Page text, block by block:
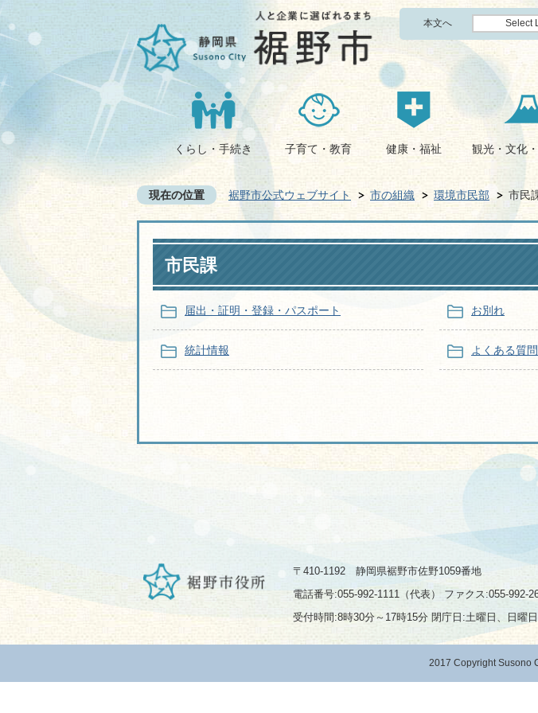
本文へ Select
くらし・手続き 子育て・教育 健康・福祉 観光・文化
現在の位置 裾野市公式ウェブサイト 市の組織 環境市民部 市民
市民課
届出・証明・登録・パスポート お別れ
統計情報 よくある質問
〒410-1192 静岡県裾野市佐野1059番地
電話番号:055-992-1111（代表） ファクス:055-992-
受付時間:8時30分～17時15分 閉庁日:土曜日、日曜
2017 Copyright Susono